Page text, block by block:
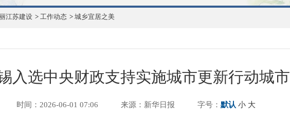
江苏建设 > 工作动态 > 城乡宜居之美
入选中央财政支持实施城市更新行动城市
时间：2026-06-01 07:06 来源：新华日报 字号： 默认 小 大